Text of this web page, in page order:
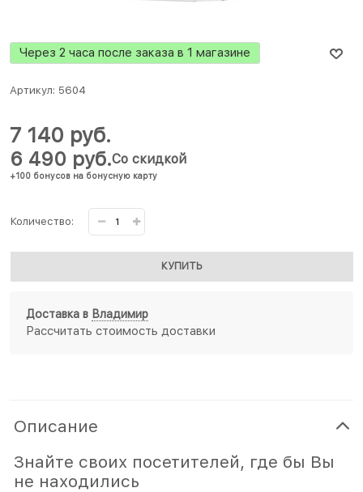
Через 2 часа после заказа в 1 магазине
Артикул: 5604
6 490 руб.
+100 бонусов на бонусную карту
Со скидкой
7 140 руб.
Количество:
КУПИТЬ
Доставка в Владимир
Рассчитать стоимость доставки
Описание
Знайте своих посетителей, где бы Вы
не находились